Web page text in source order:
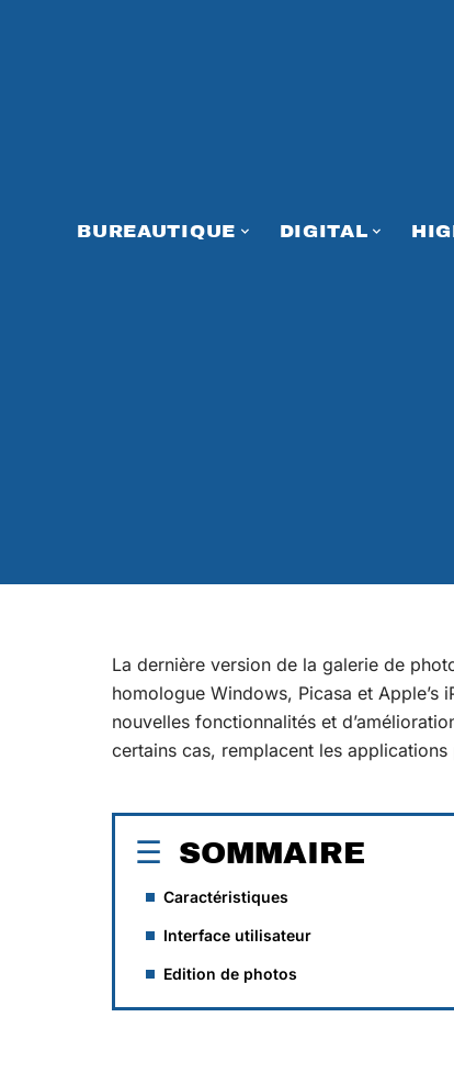
BUREAUTIQUE DIGITAL
La dernière version de la galerie de
homologue Windows, Picasa et
nouvelles fonctionnalités et
certains cas, remplacent les
SOMMAIRE
Caractéristiques
Interface utilisateur
Edition de photos